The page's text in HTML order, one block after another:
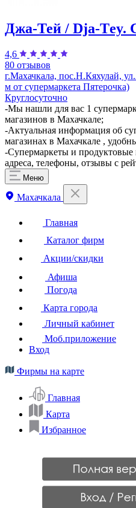
Джа-Тей / Dja-Тey.
4,6
80 отзывов
г.Махачкала, пос.Н.Кяхулай,
м от супермаркета Пятерочка)
Круглосуточно
​-Мы нашли для вас 1
магазинов в Махачкале;
-Актуальная информация об
магазинах в Махачкале ,
-Супермаркеты и продуктовые
адреса, телефоны, отзывы с
Меню
Махачкала
Главная
Каталог фирм
Акции/скидки
Афиша
Погода
Карта города
Личный кабинет
Моб.приложение
Вход
Фирмы на карте
Главная
Карта
Избранное